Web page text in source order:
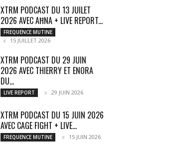
XTRM PODCAST DU 13 JUILET
2026 AVEC AĦNA + LIVE REPORT...
FREQUENCE MUTINE
15 JUILLET 2026
XTRM PODCAST DU 29 JUIN
2026 AVEC THIERRY ET ENORA
DU...
LIVE REPORT 29 JUIN 2026
XTRM PODCAST DU 15 JUIN 2026
AVEC CAGE FIGHT + LIVE...
FREQUENCE MUTINE 15 JUIN 2026